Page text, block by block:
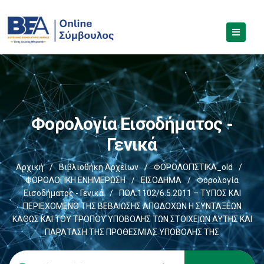
Φορολογία Εισοδήματος -
Γενικά
Αρχική / Βιβλιοθήκη Αρχείων / ΦΟΡΟΛΟΓΙΣΤΙΚΑ_old
/
ΦΟΡΟΛΟΓΙΚΗ ΕΝΗΜΕΡΩΣΗ
/ ΕΙΣΟΔΗΜΑ /
Φορολογία
Εισοδήματος - Γενικά
/
ΠΟΛ.1102/6.5.2011 – ΤΥΠΟΣ ΚΑΙ
ΠΕΡΙΕΧΟΜΕΝΟ ΤΗΣ ΒΕΒΑΙΩΣΗΣ ΑΠΟΔΟΧΩΝ Η ΣΥΝΤΑΞΕΩΝ
ΚΑΘΩΣ ΚΑΙ ΤΟΥ ΤΡΟΠΟΥ ΥΠΟΒΟΛΗΣ ΤΩΝ ΣΤΟΙΧΕΙΩΝ ΑΥΤΗΣ ΚΑΙ
ΠΑΡΑΤΑΣΗ ΤΗΣ ΠΡΟΘΕΣΜΙΑΣ ΥΠΟΒΟΛΗΣ ΤΗΣ